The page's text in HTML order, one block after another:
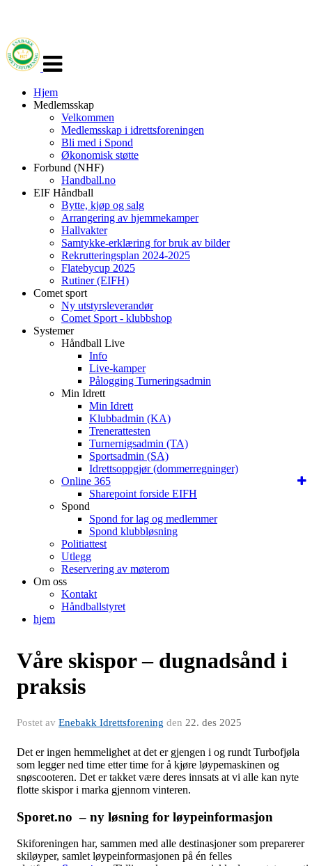
navigasjon
Hjem
Medlemsskap
Velkommen
Medlemsskap i idrettsforeningen
Bli med i Spond
Økonomisk støtte
Forbund (NHF)
Handball.no
EIF Håndball
Bytte, kjøp og salg
Arrangering av hjemmekamper
Hallvakter
Samtykke-erklæring for bruk av bilder
Rekrutteringsplan 2024-2025
Flatebycup 2025
Rutiner (EIFH)
Comet sport
Ny utstyrsleverandør
Comet Sport - klubbshop
Systemer
Håndball Live
Info
Live-kamper
Pålogging Turneringsadmin
Min Idrett
Min Idrett
Klubbadmin (KA)
Trenerattesten
Turnernigsadmin (TA)
Sportsadmin (SA)
Idrettsoppgjør (dommerregninger)
Online 365
Sharepoint forside EIFH
Spond
Spond for lag og medlemmer
Spond klubbløsning
Politiattest
Utlegg
Reservering av møterom
Om oss
Kontakt
Håndballstyret
hjem
Våre skispor – dugnadsånd i
praksis
Postet av Enebakk Idrettsforening den 22. des 2025
Det er ingen hemmelighet at det er gjengen i og rundt Turbofjøla
som legger ned time etter time for å kjøre løypemaskinen og
snøscooteren. Det er takket være deres innsats at vi alle kan nyte
flotte skispor i marka gjennom vinteren.
Sporet.no – ny løsning for løypeinformasjon
Skiforeningen har, sammen med alle destinasjoner som preparerer
skiløyper, samlet løypeinformasjonen på én felles